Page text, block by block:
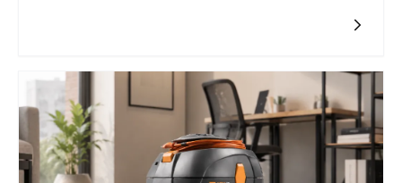
funkcjonalne. Meble na wymiar mogą być stworzone z myślą
o konkretnej przestrzeni, co sprawia, że możemy maksymalnie
wykorzystać każdy centymetr. Co więcej, dzięki elastyczności
w wyborze materiałów i wzorów, stworzone meble mogą
odzwierciedlać osobowość ich właściciela oraz
harmonizować z resztą wnętrza.